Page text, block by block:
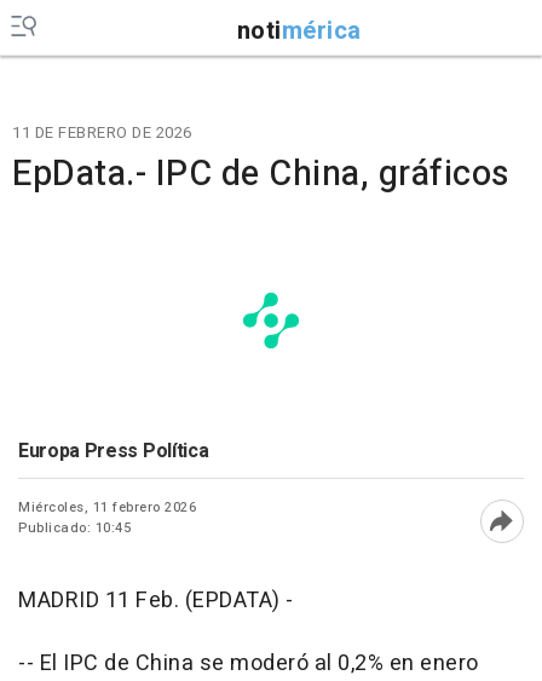
notimérica
11 DE FEBRERO DE 2026
EpData.- IPC de China, gráficos
Europa Press Política
Miércoles, 11 febrero 2026
Publicado: 10:45
MADRID 11 Feb. (EPDATA) -
-- El IPC de China se moderó al 0,2% en enero